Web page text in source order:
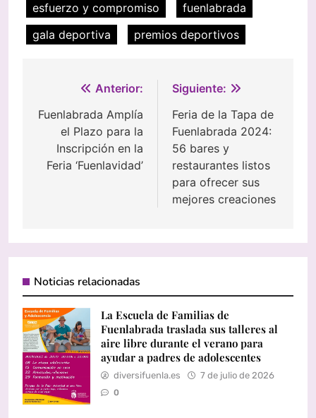
esfuerzo y compromiso
fuenlabrada
gala deportiva
premios deportivos
Navegación
de
entradas
Anterior:
Fuenlabrada Amplía
el Plazo para la
Inscripción en la
Feria ‘Fuenlavidad’
Siguiente:
Feria de la Tapa de
Fuenlabrada 2024:
56 bares y
restaurantes listos
para ofrecer sus
mejores creaciones
Noticias relacionadas
La Escuela de Familias de
Fuenlabrada traslada sus talleres al
aire libre durante el verano para
ayudar a padres de adolescentes
diversifuenla.es 7 de julio de 2026
0